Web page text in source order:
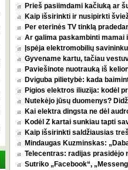
Prieš pasiimdami kačiuką ar
Kaip išsirinkti ir nusipirkti
Per eterinės TV tinklą
Ar galima paskambinti mamai
Įspėja elektromobilių
Gyvename kartu, tačiau
Paviešinote nuotrauką iš
Dviguba pilietybė: kada
Pigios elektros iliuzija: kodėl
Nutekėjo jūsų duomenys?
Kai elektra dingsta ne dėl
Kodėl Z kartai sunkiau tapti
Kaip išsirinkti saldžiausias
Mindaugas Kuzminskas:
Telecentras: radijas prasidėjo
Sutriko „Facebook“,